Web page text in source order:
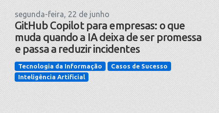
segunda-feira, 22 de junho
GitHub Copilot para empresas: o que
muda quando a IA deixa de ser promessa
e passa a reduzir incidentes
Tecnologia da Informação
Casos de Sucesso
Inteligência Artificial